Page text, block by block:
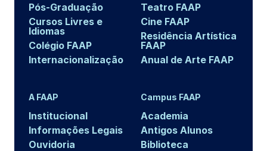
Pós-Graduação
Cursos Livres e
Idiomas
Colégio FAAP
Internacionalização
Teatro FAAP
Cine FAAP
Residência Artística
FAAP
Anual de Arte FAAP
A FAAP
Institucional
Informações Legais
Ouvidoria
Campus FAAP
Academia
Antigos Alunos
Biblioteca